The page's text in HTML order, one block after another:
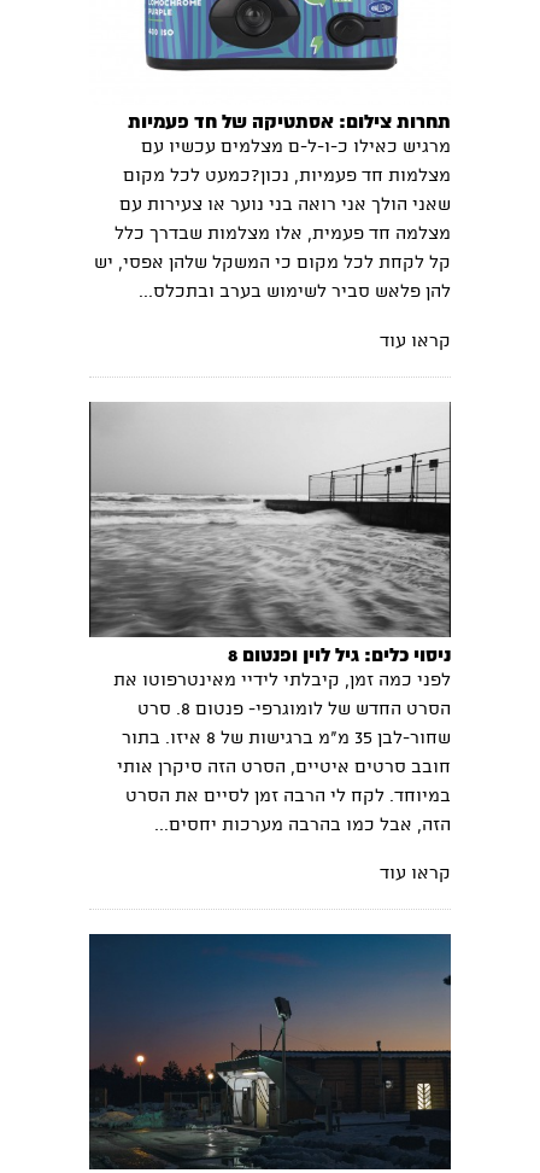
תחרות צילום: אסתטיקה של חד פעמיות
מרגיש כאילו כ-ו-ל-ם מצלמים עכשיו עם
מצלמות חד פעמיות, נכון?כמעט לכל מקום
שאני הולך אני רואה בני נוער או צעירות עם
מצלמה חד פעמית, אלו מצלמות שבדרך כלל
קל לקחת לכל מקום כי המשקל שלהן אפסי, יש
להן פלאש סביר לשימוש בערב ובתכלס...
קראו עוד
ניסוי כלים: גיל לוין ופנטום 8
לפני כמה זמן, קיבלתי לידיי מאינטרפוטו את
הסרט החדש של לומוגרפי- פנטום 8. סרט
שחור-לבן 35 מ״מ ברגישות של 8 איזו. בתור
חובב סרטים איטיים, הסרט הזה סיקרן אותי
במיוחד. לקח לי הרבה זמן לסיים את הסרט
הזה, אבל כמו בהרבה מערכות יחסים...
קראו עוד